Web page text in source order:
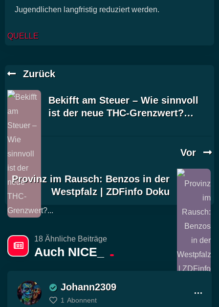
Jugendlichen langfristig reduziert werden.
QUELLE
Zurück
Bekifft am Steuer – Wie sinnvoll
ist der neue THC-Grenzwert?…
Vor
Provinz im Rausch: Benzos in der
Westpfalz | ZDFinfo Doku
18 Ähnliche Beiträge
Auch NICE_
Johann2309
1 Abonnent